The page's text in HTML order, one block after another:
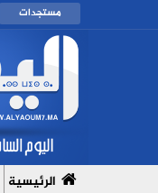
مستجدات
الرئيسية